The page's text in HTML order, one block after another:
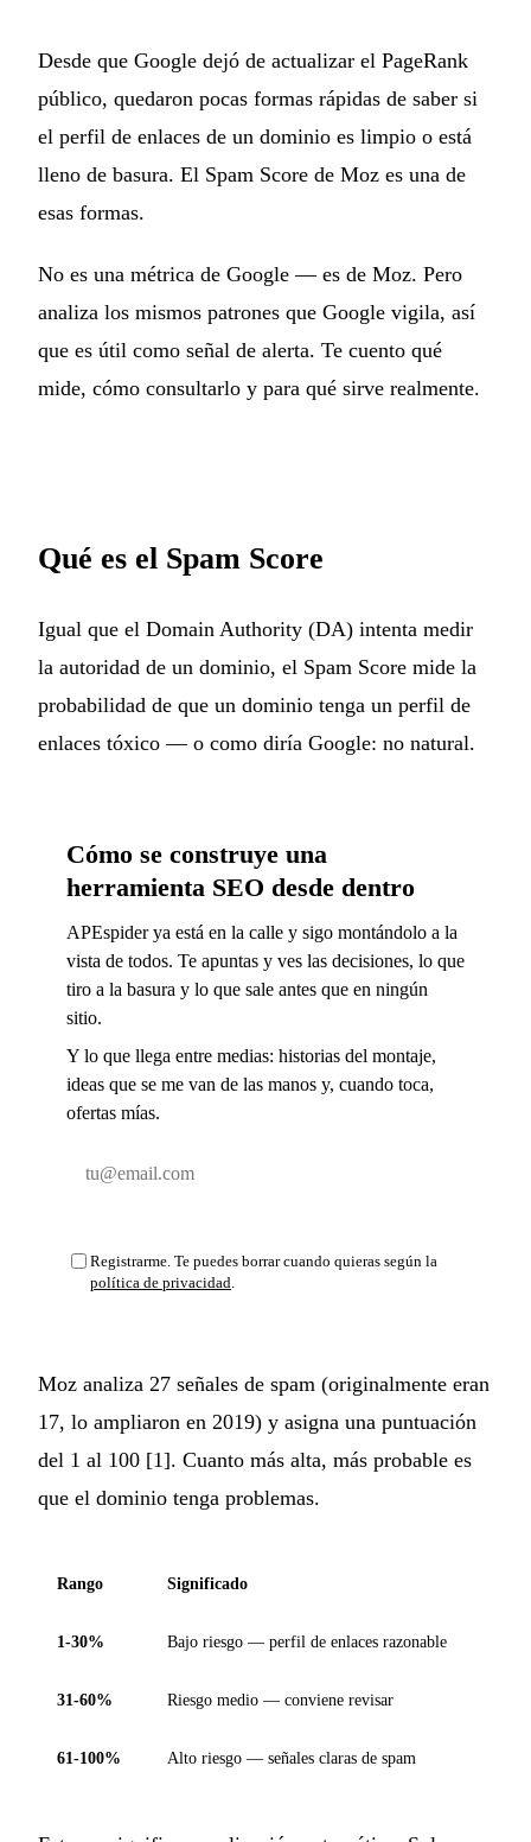
Desde que Google dejó de actualizar el PageRank
público, quedaron pocas formas rápidas de saber si
el perfil de enlaces de un dominio es limpio o está
lleno de basura. El Spam Score de Moz es una de
esas formas.
No es una métrica de Google — es de Moz. Pero
analiza los mismos patrones que Google vigila, así
que es útil como señal de alerta. Te cuento qué
mide, cómo consultarlo y para qué sirve realmente.
Qué es el Spam Score
Igual que el Domain Authority (DA) intenta medir
la autoridad de un dominio, el Spam Score mide la
probabilidad de que un dominio tenga un perfil de
enlaces tóxico — o como diría Google: no natural.
Cómo se construye una
herramienta SEO desde dentro
APEspider ya está en la calle y sigo montándolo a la
vista de todos. Te apuntas y ves las decisiones, lo que
tiro a la basura y lo que sale antes que en ningún
sitio.
Y lo que llega entre medias: historias del montaje,
ideas que se me van de las manos y, cuando toca,
ofertas mías.
Email
Registrarme. Te puedes borrar cuando quieras según la
política de privacidad
Moz analiza 27 señales de spam (originalmente eran
17, lo ampliaron en 2019) y asigna una puntuación
del 1 al 100 [1]. Cuanto más alta, más probable es
que el dominio tenga problemas.
Rango Significado
1-30% Bajo riesgo — perfil de enlaces razonable
31-60% Riesgo medio — conviene revisar
61-100% Alto riesgo — señales claras de spam